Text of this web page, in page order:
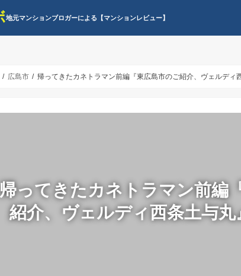
地元マンションブロガーによる【マンションレビュー】
広島市 帰ってきたカネトラマン前編『東広島市のご紹介、ヴェルディ
帰ってきたカネトラマン前編
紹介、ヴェルディ西条土与丸